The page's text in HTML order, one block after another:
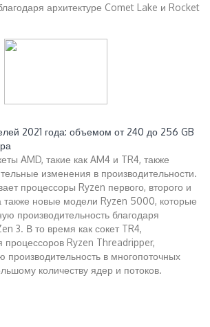
архитектуре Comet Lake и Rocket
2021 года: объемом от 240 до 256 GB
AMD, такие как AM4 и TR4, также
изменения в производительности.
процессоры Ryzen первого, второго и
также новые модели Ryzen 5000, которые
производительность благодаря
3. В то время как сокет TR4,
процессоров Ryzen Threadripper,
производительность в многопоточных
количеству ядер и потоков.